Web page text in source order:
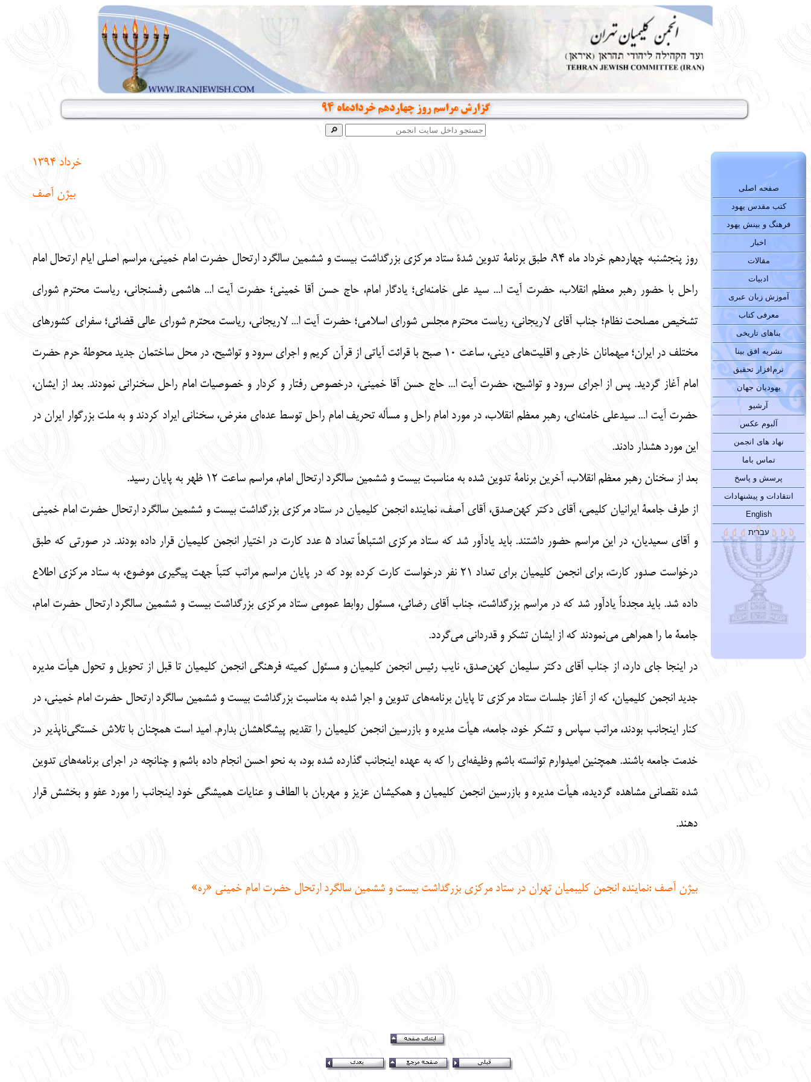
گزارش مراسم روز چهاردهم خردادماه 94
صفحه اصلی
کتب مقدس یهود
فرهنگ و بینش یهود
اخبار
مقالات
ادبیات
آموزش زبان عبری
معرفی کتاب
بناهای تاریخی
نشریه افق بینا
نرم‌افزار تحقیق
یهودیان جهان
آرشیو
آلبوم عکس
نهاد های انجمن
تماس باما
پرسش و پاسخ
انتقادات و پیشنهادات
English
עברית
خرداد 1394
بیژن آصف
روز پنجشنبه چهاردهم خرداد ماه 94، طبق برنامۀ تدوین شدۀ ستاد مرکزی بزرگداشت بیست و ششمین سالگرد ارتحال حضرت امام خمینی، مراسم اصلی ایام ارتحال امام
راحل با حضور رهبر معظم انقلاب، حضرت آیت ا... سید علی خامنه‌ای؛ یادگار امام، حاج حسن آقا خمینی؛ حضرت آیت ا... هاشمی رفسنجانی، ریاست محترم شورای
تشخیص مصلحت نظام؛ جناب آقای لاریجانی، ریاست محترم مجلس شورای اسلامی؛ حضرت آیت ا... لاریجانی، ریاست محترم شورای عالی قضائی؛ سفرای کشورهای
مختلف در ایران؛ میهمانان خارجی و اقلیت‌های دینی، ساعت 10 صبح با قرائت آیاتی از قرآن کریم و اجرای سرود و تواشیح، در محل ساختمان جدید محوطۀ حرم حضرت
امام آغاز گردید. پس از اجرای سرود و تواشیح، حضرت آیت ا... حاج حسن آقا خمینی، درخصوص رفتار و کردار و خصوصیات امام راحل سخنرانی نمودند. بعد از ایشان،
حضرت آیت ا... سیدعلی خامنه‌ای، رهبر معظم انقلاب، در مورد امام راحل و مسأله تحریف امام راحل توسط عده‌ای مغرض، سخنانی ایراد کردند و به ملت بزرگوار ایران در
این مورد هشدار دادند.
بعد از سخنان رهبر معظم انقلاب، آخرین برنامۀ تدوین شده به مناسبت بیست و ششمین سالگرد ارتحال امام، مراسم ساعت 12 ظهر به پایان رسید.
از طرف جامعۀ ایرانیان کلیمی، آقای دکتر کهن‌صدق، آقای آصف، نماینده انجمن کلیمیان در ستاد مرکزی بزرگداشت بیست و ششمین سالگرد ارتحال حضرت امام خمینی
و آقای سعیدیان، در این مراسم حضور داشتند. باید یادآور شد که ستاد مرکزی اشتباهاً تعداد 5 عدد کارت در اختیار انجمن کلیمیان قرار داده بودند. در صورتی که طبق
درخواست صدور کارت، برای انجمن کلیمیان برای تعداد 21 نفر درخواست کارت کرده بود که در پایان مراسم مراتب کتباً جهت پیگیری موضوع، به ستاد مرکزی اطلاع
داده شد. باید مجدداً یادآور شد که در مراسم بزرگداشت، جناب آقای رضائی، مسئول روابط عمومی ستاد مرکزی بزرگداشت بیست و ششمین سالگرد ارتحال حضرت امام،
جامعۀ ما را همراهی می‌نمودند که از ایشان تشکر و قدردانی می‌گردد.
در اینجا جای دارد، از جناب آقای دکتر سلیمان کهن‌صدق، نایب رئیس انجمن کلیمیان و مسئول کمیته فرهنگی انجمن کلیمیان تا قبل از تحویل و تحول هیأت مدیره
جدید انجمن کلیمیان، که از آغاز جلسات ستاد مرکزی تا پایان برنامه‌های تدوین و اجرا شده به مناسبت بزرگداشت بیست و ششمین سالگرد ارتحال حضرت امام خمینی، در
کنار اینجانب بودند، مراتب سپاس و تشکر خود، جامعه، هیأت مدیره و بازرسین انجمن کلیمیان را تقدیم پیشگاهشان بدارم. امید است همچنان با تلاش خستگی‌ناپذیر در
خدمت جامعه باشند. همچنین امیدوارم توانسته باشم وظیفه‌ای را که به عهده اینجانب گذارده شده بود، به نحو احسن انجام داده باشم و چنانچه در اجرای برنامه‌های تدوین
شده نقصانی مشاهده گردیده، هیأت مدیره و بازرسین انجمن کلیمیان و همکیشان عزیز و مهربان با الطاف و عنایات همیشگی خود اینجانب را مورد عفو و بخشش قرار
دهند.
بیژن آصف :نماینده انجمن کلیبمیان تهران در ستاد مرکزی بزرگداشت بیست و ششمین سالگرد ارتحال حضرت امام خمینی «ره»